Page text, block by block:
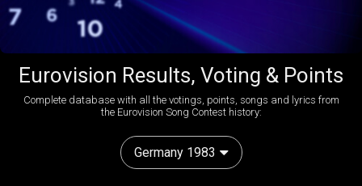
Eurovision Results, Voting & Points
Complete database with all the votings, points, songs and lyrics from
the Eurovision Song Contest history:
Germany 1983